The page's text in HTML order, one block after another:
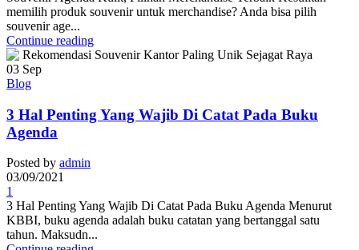
memilih produk souvenir untuk merchandise? Anda bisa pilih
souvenir age...
Continue reading
03 Sep
Blog
3 Hal Penting Yang Wajib Di Catat Pada Buku
Agenda
Posted by admin
03/09/2021
1
3 Hal Penting Yang Wajib Di Catat Pada Buku Agenda Menurut
KBBI, buku agenda adalah buku catatan yang bertanggal satu
tahun. Maksudn...